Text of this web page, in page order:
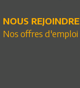
NOUS REJOINDRE
Nos offres d'emploi